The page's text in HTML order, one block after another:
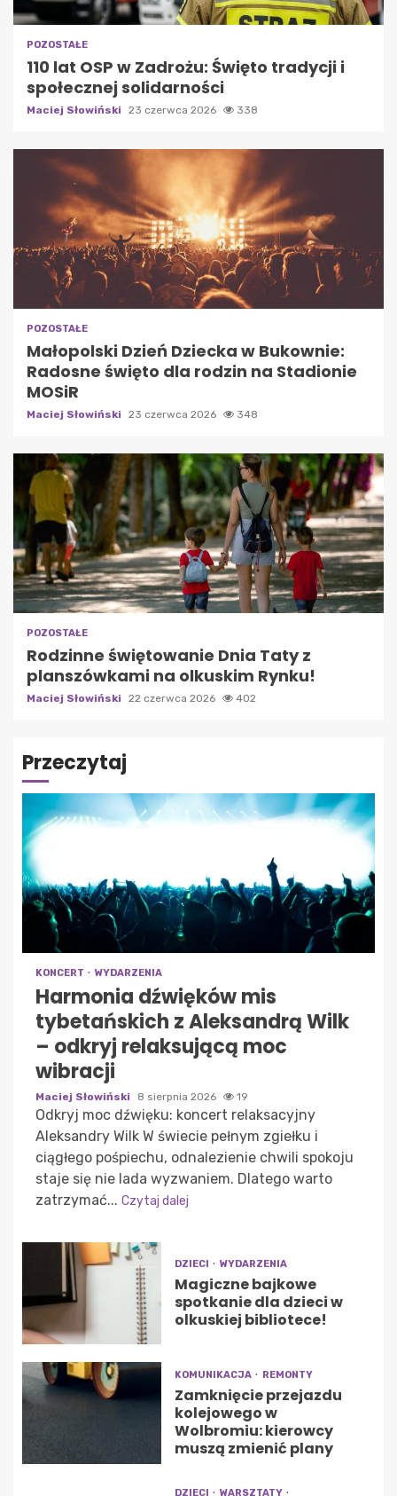
POZOSTAŁE
110 lat OSP w Zadrożu: Święto tradycji i
społecznej solidarności
Maciej Słowiński 23 czerwca 2026 338
POZOSTAŁE
Małopolski Dzień Dziecka w Bukownie:
Radosne święto dla rodzin na Stadionie
MOSiR
Maciej Słowiński 23 czerwca 2026 348
POZOSTAŁE
Rodzinne świętowanie Dnia Taty z
planszówkami na olkuskim Rynku!
Maciej Słowiński 22 czerwca 2026 402
Przeczytaj
KONCERT WYDARZENIA
Harmonia dźwięków mis
tybetańskich z Aleksandrą Wilk
– odkryj relaksującą moc
wibracji
Maciej Słowiński 8 sierpnia 2026 19
Odkryj moc dźwięku: koncert relaksacyjny
Aleksandry Wilk W świecie pełnym zgiełku i
ciągłego pośpiechu, odnalezienie chwili spokoju
staje się nie lada wyzwaniem. Dlatego warto
zatrzymać... Czytaj dalej
DZIECI WYDARZENIA
Magiczne bajkowe
spotkanie dla dzieci w
olkuskiej bibliotece!
KOMUNIKACJA REMONTY
Zamknięcie przejazdu
kolejowego w
Wolbromiu: kierowcy
muszą zmienić plany
DZIECI WARSZTATY